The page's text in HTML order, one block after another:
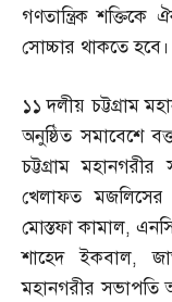
গণতান্ত্রিক শক্তিকে
সোচ্চার থাকতে হবে।
১১ দলীয় চট্টগ্রাম
অনুষ্ঠিত সমাবেশে
চট্টগ্রাম
খেলাফত মজলিসের
মোস্তফা কামাল,
শাহেদ ইকবাল,
মহানগরীর